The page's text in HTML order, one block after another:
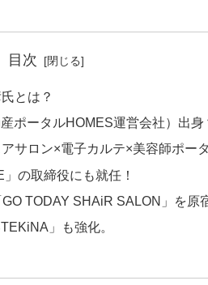
目次
とは？
ポータルHOMES運営会社）出身
サロン×電子カルテ×美容師ポー
の取締役にも就任！
TODAY SHAiR SALON」を原
」も強化。